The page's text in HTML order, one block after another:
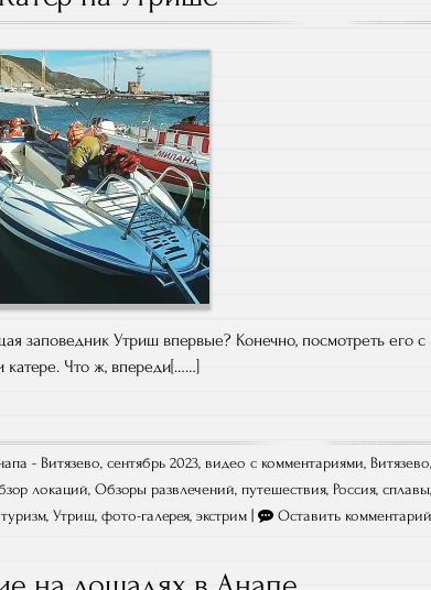
заповедник Утриш впервые? Конечно, посмотреть его с
катере. Что ж, впереди[……]
- Витязево, сентябрь 2023, видео с комментариями, Витязево
локаций,Обзоры развлечений,путешествия,Россия,сплавы
туризм,Утриш,фото-галерея,экстрим | Оставить